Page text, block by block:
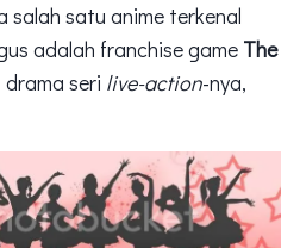
salah satu anime terkenal
adalah franchise game The
seri live-action-nya,